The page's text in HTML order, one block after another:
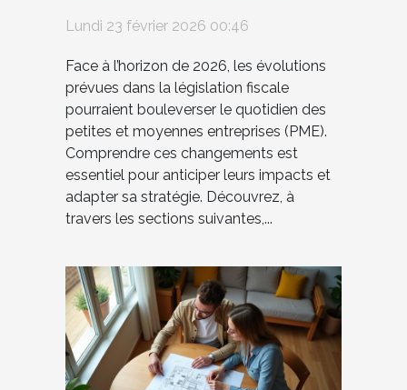
2026
Lundi 23 février 2026 00:46
Face à l’horizon de 2026, les évolutions
prévues dans la législation fiscale
pourraient bouleverser le quotidien des
petites et moyennes entreprises (PME).
Comprendre ces changements est
essentiel pour anticiper leurs impacts et
adapter sa stratégie. Découvrez, à
travers les sections suivantes,...